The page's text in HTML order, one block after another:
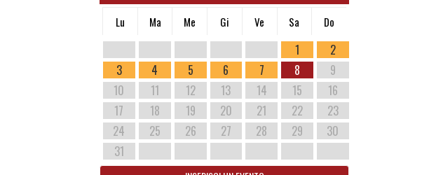
Lu Ma Me Gi Ve Sa Do
1
2
3
4 5 6 7 8
9
10
11 12 13 14 15
16
17
18 19 20 21 22
23
24
25 26 27 28 29
30
31